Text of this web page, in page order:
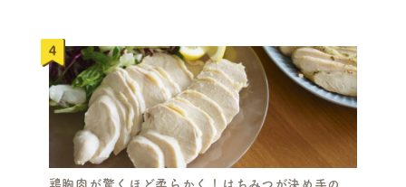
鶏胸肉が驚くほど柔らかく！はちみつが決め手の